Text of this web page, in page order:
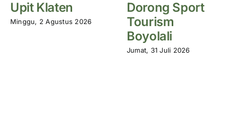
Upit Klaten
Minggu, 2 Agustus 2026
Dorong Sport
Tourism
Boyolali
Jumat, 31 Juli 2026